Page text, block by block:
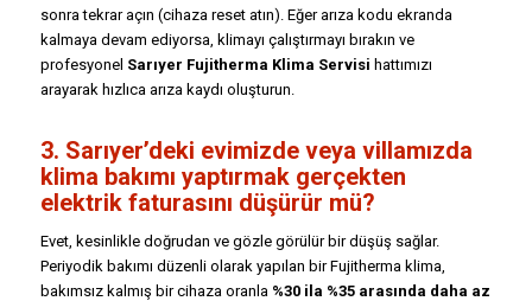
sonra tekrar açın (cihaza reset atın). Eğer arıza kodu ekranda
kalmaya devam ediyorsa, klimayı çalıştırmayı bırakın ve
profesyonel Sarıyer Fujitherma Klima Servisi hattımızı
arayarak hızlıca arıza kaydı oluşturun.
3. Sarıyer’deki evimizde veya villamızda
klima bakımı yaptırmak gerçekten
elektrik faturasını düşürür mü?
Evet, kesinlikle doğrudan ve gözle görülür bir düşüş sağlar.
Periyodik bakımı düzenli olarak yapılan bir Fujitherma klima,
bakımsız kalmış bir cihaza oranla %30 ila %35 arasında daha az